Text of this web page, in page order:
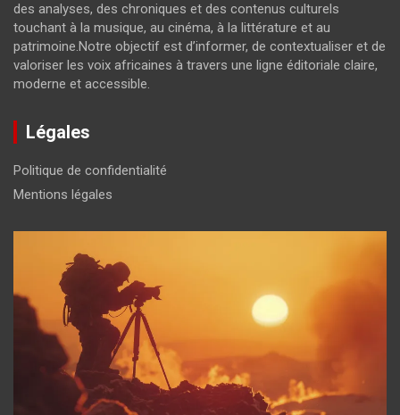
des analyses, des chroniques et des contenus culturels
touchant à la musique, au cinéma, à la littérature et au
patrimoine.Notre objectif est d’informer, de contextualiser et de
valoriser les voix africaines à travers une ligne éditoriale claire,
moderne et accessible.
Légales
Politique de confidentialité
Mentions légales